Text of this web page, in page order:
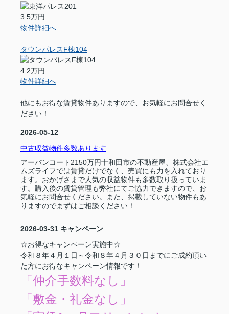
3.5万円
物件詳細へ
タウンパレスF棟104
4.2万円
物件詳細へ
他にもお得な賃貸物件ありますので、お気軽にお問合せく
ださい！
2026-05-12
中古収益物件多数あります
アーバンコート2150万円十和田市の不動産屋、株式会社エ
ムズライフでは賃貸だけでなく、売買にも力を入れており
ます。おかげさまで人気の収益物件も多数取り扱っていま
す。購入後の賃貸管理も弊社にてご協力できますので、お
気軽にお問合せください。また、掲載していない物件もあ
りますのでまずはご相談ください！...
2026-03-31 キャンペーン
☆お得なキャンペーン実施中☆
令和８年４月１日～令和８年４月３０日までにご成約頂い
た方にお得なキャンペーン情報です！
「仲介手数料なし」
「敷金・礼金なし」